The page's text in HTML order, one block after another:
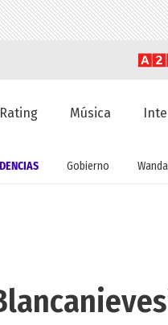
Rating Música
Gobierno